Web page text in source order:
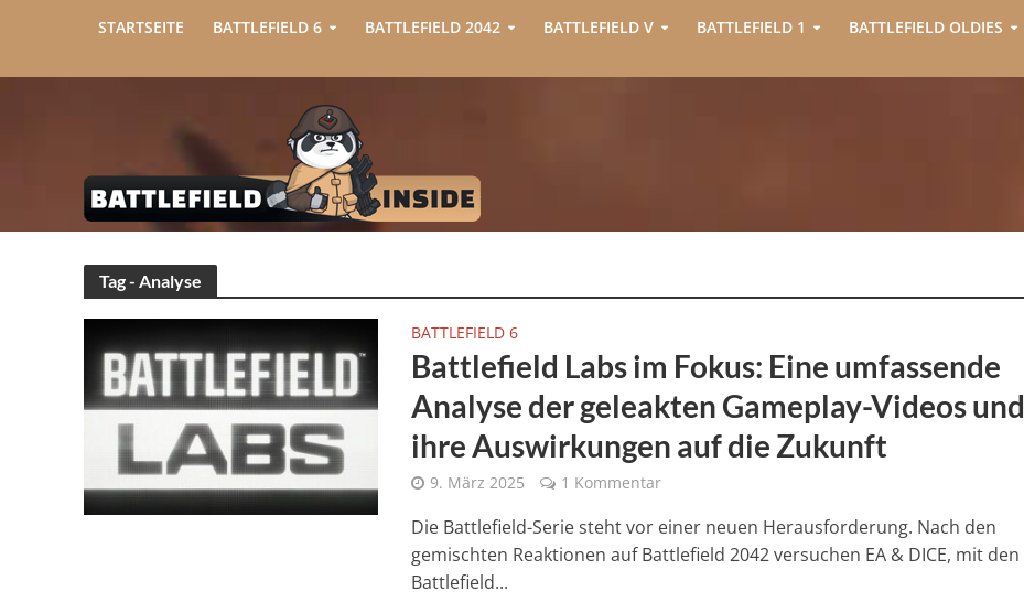
STARTSEITE BATTLEFIELD 6 BATTLEFIELD 2042 BATTLEFIELD V BATTLEFIELD 1 BATTLEFIELD OLDIES
Tag - Analyse
BATTLEFIELD 6
Battlefield Labs im Fokus: Eine umfassende
Analyse der geleakten Gameplay-Videos und
ihre Auswirkungen auf die Zukunft
9. März 2025 1 Kommentar
Die Battlefield-Serie steht vor einer neuen Herausforderung. Nach den
gemischten Reaktionen auf Battlefield 2042 versuchen EA & DICE, mit den
Battlefield...